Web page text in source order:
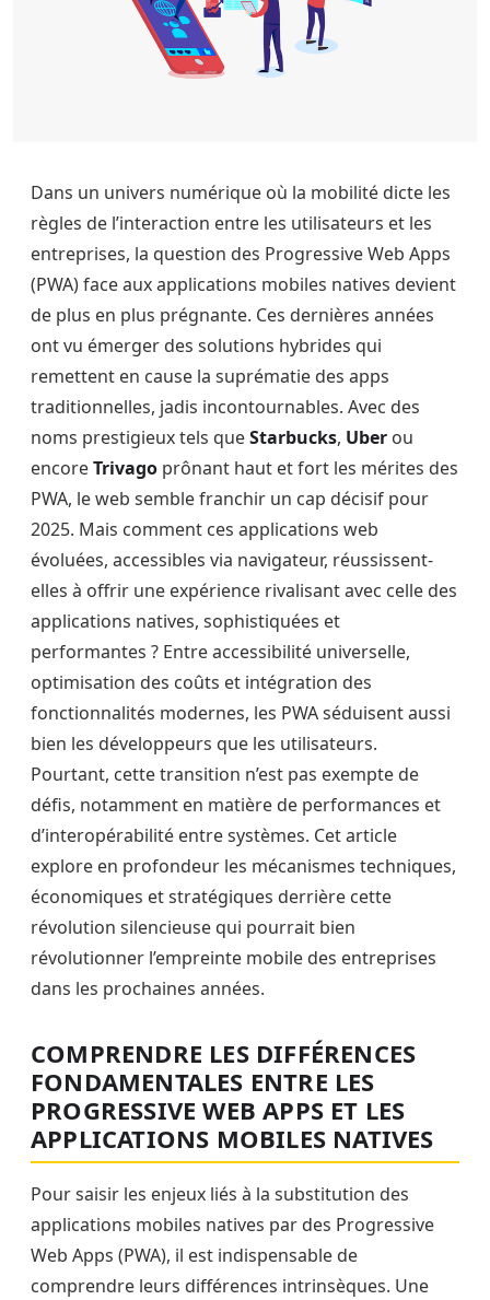
Dans un univers numérique où la mobilité dicte les
règles de l’interaction entre les utilisateurs et les
entreprises, la question des Progressive Web Apps
(PWA) face aux applications mobiles natives devient
de plus en plus prégnante. Ces dernières années
ont vu émerger des solutions hybrides qui
remettent en cause la suprématie des apps
traditionnelles, jadis incontournables. Avec des
noms prestigieux tels queStarbucks, Uber ou
encoreTrivago prônant haut et fort les mérites des
PWA, le web semble franchir un cap décisif pour
2025. Mais comment ces applications web
évoluées, accessibles via navigateur, réussissent-
elles à offrir une expérience rivalisant avec celle des
applications natives, sophistiquées et
performantes ? Entre accessibilité universelle,
optimisation des coûts et intégration des
fonctionnalités modernes, les PWA séduisent aussi
bien les développeurs que les utilisateurs.
Pourtant, cette transition n’est pas exempte de
défis, notamment en matière de performances et
d’interopérabilité entre systèmes. Cet article
explore en profondeur les mécanismes techniques,
économiques et stratégiques derrière cette
révolution silencieuse qui pourrait bien
révolutionner l’empreinte mobile des entreprises
dans les prochaines années.
COMPRENDRE LES DIFFÉRENCES
FONDAMENTALES ENTRE LES
PROGRESSIVE WEB APPS ET LES
APPLICATIONS MOBILES NATIVES
Pour saisir les enjeux liés à la substitution des
applications mobiles natives par des Progressive
Web Apps (PWA), il est indispensable de
comprendre leurs différences intrinsèques. Une